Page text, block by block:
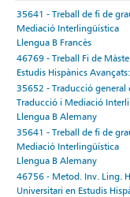
35641 - Treball de fi de
Mediació Interlingüística
Llengua B Francès
46769 - Treball Fi de
Estudis Hispànics
35652 - Traducció general
Traducció i Mediació
Llengua B Alemany
35641 - Treball de fi de
Mediació Interlingüística
Llengua B Alemany
46756 - Metod. Inv. Ling.
Universitari en Estudis